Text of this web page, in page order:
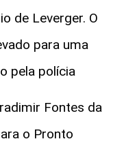
de Leverger. O
para uma
pela polícia
Fontes da
o Pronto